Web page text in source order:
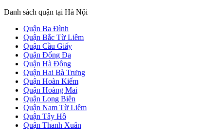
Danh sách quận tại Hà Nội
Quận Ba Đình
Quận Bắc Từ Liêm
Quận Cầu Giấy
Quận Đống Đa
Quận Hà Đông
Quận Hai Bà Trưng
Quận Hoàn Kiếm
Quận Hoàng Mai
Quận Long Biên
Quận Nam Từ Liêm
Quận Tây Hồ
Quận Thanh Xuân